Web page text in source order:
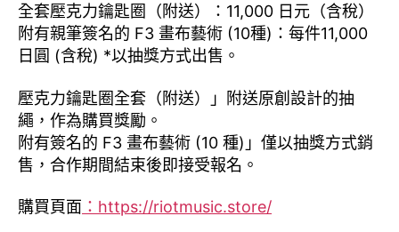
全套壓克力鑰匙圈（附送）：11,000 日元（含稅）
附有親筆簽名的 F3 畫布藝術 (10種)：每件11,000
日圓 (含稅) *以抽獎方式出售。
壓克力鑰匙圈全套（附送）」附送原創設計的抽
繩，作為購買獎勵。
附有簽名的 F3 畫布藝術 (10 種)」僅以抽獎方式銷
售，合作期間結束後即接受報名。
購買頁面 ：https://riotmusic.store/